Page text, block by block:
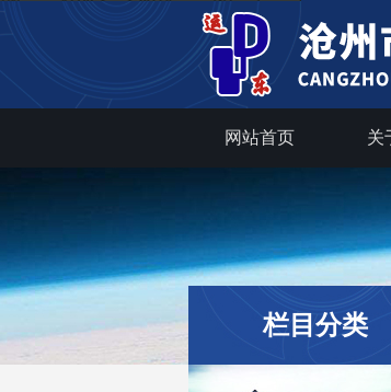
网站首页 关
栏目分类